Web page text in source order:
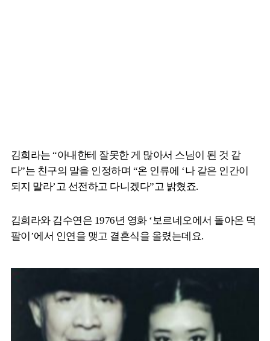
김희라는 “아내한테 잘못한 게 많아서 스님이 된 것 같
다”는 친구의 말을 인정하며 “온 인류에 ‘나 같은 인간이
되지 말라’고 선전하고 다니겠다”고 밝혔죠.
김희라와 김수연은 1976년 영화 ‘보르네오에서 돌아온 덕
팔이’에서 인연을 맺고 결혼식을 올렸는데요.